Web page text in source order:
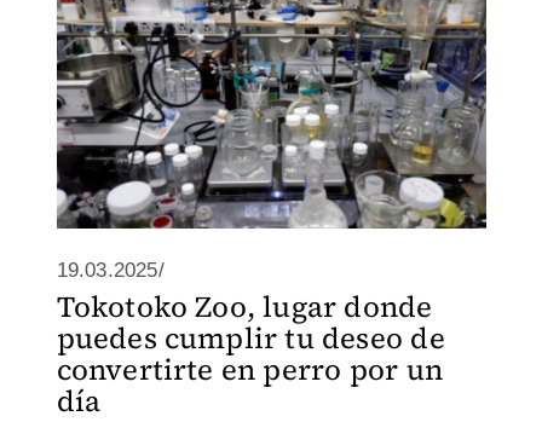
19.03.2025/
Tokotoko Zoo, lugar donde
puedes cumplir tu deseo de
convertirte en perro por un
día